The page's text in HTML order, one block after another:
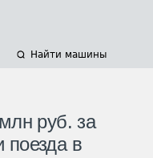
Найти машины
руб. за
поезда в